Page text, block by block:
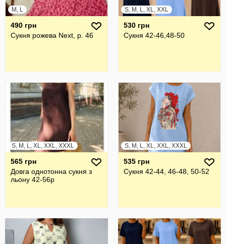
M, L
490 грн
Сукня рожева Next, р. 46
S, M, L, XL, XXL
530 грн
Сукня 42-46,48-50
S, M, L, XL, XXL, XXXL
565 грн
Довга однотонна сукня з
льону 42-56р
S, M, L, XL, XXL, XXXL
535 грн
Сукня 42-44, 46-48, 50-52